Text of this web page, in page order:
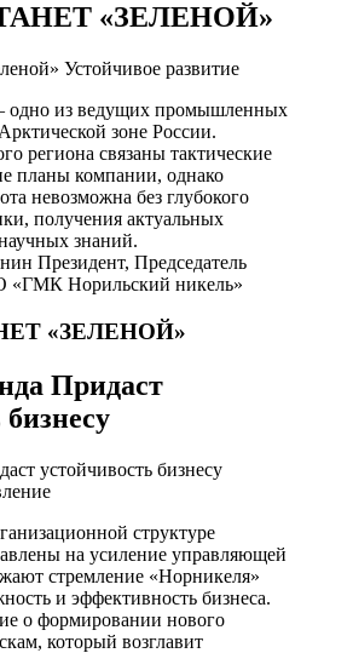
«ЗЕЛЕНОЙ»
Устойчивое развитие
одно из ведущих промышленных
зоне России.
региона связаны тактические
планы компании, однако
невозможна без глубокого
получения актуальных
знаний.
Президент, Председатель
«ГМК Норильский никель»
«ЗЕЛЕНОЙ»
Придаст
структуре
на усиление управляющей
стремление «Норникеля»
и эффективность бизнеса.
о формировании нового
который возглавит